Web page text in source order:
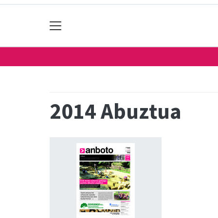
2014 Abuztua